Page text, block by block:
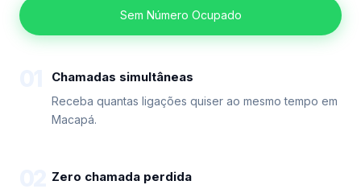
Sem Número Ocupado
Chamadas simultâneas
Receba quantas ligações quiser ao mesmo tempo em
Macapá.
Zero chamada perdida